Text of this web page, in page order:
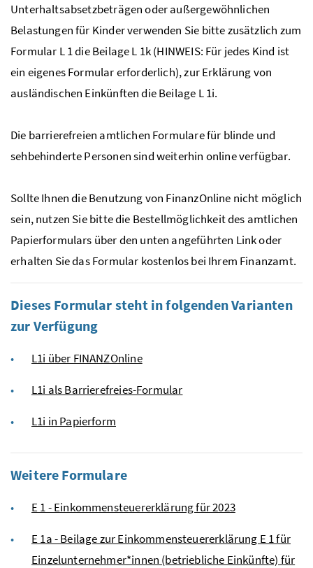
Unterhaltsabsetzbeträgen oder außergewöhnlichen
Belastungen für Kinder verwenden Sie bitte zusätzlich zum
Formular L 1 die Beilage L 1k (HINWEIS: Für jedes Kind ist
ein eigenes Formular erforderlich), zur Erklärung von
ausländischen Einkünften die Beilage L 1i.
Die barrierefreien amtlichen Formulare für blinde und
sehbehinderte Personen sind weiterhin online verfügbar.
Sollte Ihnen die Benutzung von FinanzOnline nicht möglich
sein, nutzen Sie bitte die Bestellmöglichkeit des amtlichen
Papierformulars über den unten angeführten Link oder
erhalten Sie das Formular kostenlos bei Ihrem Finanzamt.
Dieses Formular steht in folgenden Varianten
zur Verfügung
L1i über FINANZOnline
L1i als Barrierefreies-Formular
L1i in Papierform
Weitere Formulare
E 1 - Einkommensteuererklärung für 2023
E 1a - Beilage zur Einkommensteuererklärung E 1 für
Einzelunternehmer*innen (betriebliche Einkünfte) für